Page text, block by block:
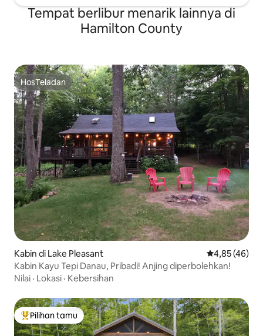
Tempat berlibur menarik lainnya di
Hamilton County
HosTeladan
HosTeladan
Kabin di Lake Pleasant Nilai rata-rata
4,85 (46)
Kabin Kayu Tepi Danau, Pribadi! Anjing diperbolehkan!
Nilai · Lokasi · Kebersihan
Pilihan tamu terpopuler
Pilihan tamu